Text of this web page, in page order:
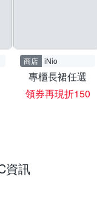
商店 iNio
專櫃長裙任選
領券再現折150
資訊